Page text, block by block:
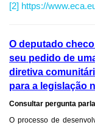
[2] https://
O deputado
seu pedido de
diretiva
para a legislação
Consultar pergunta
O processo de